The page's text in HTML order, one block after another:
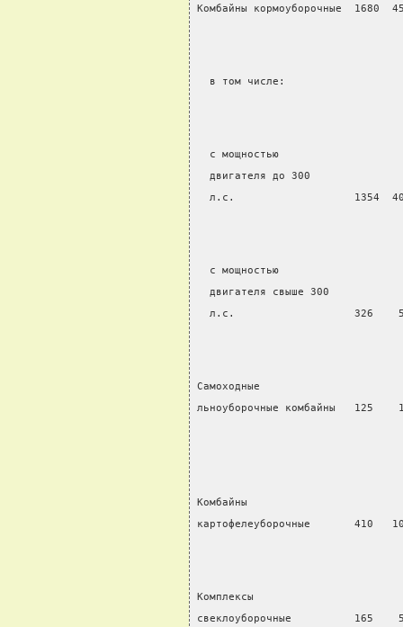
Комбайны кормоуборочные
  в том числе:
  с мощностью
  двигателя до 300
л.с.                   1354
  с мощностью
  двигателя свыше 300
л.с.                   326
Самоходные
льноуборочные комбайны
Комбайны
картофелеуборочные
Комплексы
свеклоуборочные